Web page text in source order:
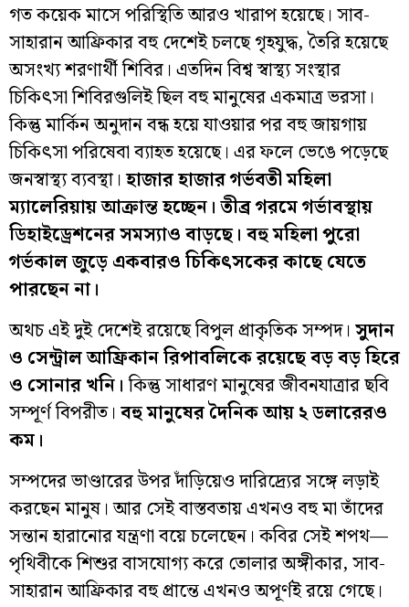
গত কয়েক মাসে পরিস্থিতি আরও খারাপ হয়েছে। সাব-
সাহারান আফ্রিকার বহু দেশেই চলছে গৃহযুদ্ধ, তৈরি হয়েছে
অসংখ্য শরণার্থী শিবির। এতদিন বিশ্ব স্বাস্থ্য সংস্থার
চিকিৎসা শিবিরগুলিই ছিল বহু মানুষের একমাত্র ভরসা।
কিন্তু মার্কিন অনুদান বন্ধ হয়ে যাওয়ার পর বহু জায়গায়
চিকিৎসা পরিষেবা ব্যাহত হয়েছে। এর ফলে ভেঙে পড়েছে
জনস্বাস্থ্য ব্যবস্থা।হাজার হাজার গর্ভবতী মহিলা
ম্যালেরিয়ায় আক্রান্ত হচ্ছেন। তীব্র গরমে গর্ভাবস্থায়
ডিহাইড্রেশনের সমস্যাও বাড়ছে। বহু মহিলা পুরো
গর্ভকাল জুড়ে একবারও চিকিৎসকের কাছে যেতে
পারছেন না।
অথচ এই দুই দেশেই রয়েছে বিপুল প্রাকৃতিক সম্পদ। সুদান
ও সেন্ট্রাল আফ্রিকান রিপাবলিকে রয়েছে বড় বড় হিরে
ও সোনার খনি।কিন্তু সাধারণ মানুষের জীবনযাত্রার ছবি
সম্পূর্ণ বিপরীত। বহু মানুষের দৈনিক আয় ২ ডলারেরও
কম।
সম্পদের ভাণ্ডারের উপর দাঁড়িয়েও দারিদ্র্যের সঙ্গে লড়াই
করছেন মানুষ। আর সেই বাস্তবতায় এখনও বহু মা তাঁদের
সন্তান হারানোর যন্ত্রণা বয়ে চলেছেন। কবির সেই শপথ—
পৃথিবীকে শিশুর বাসযোগ্য করে তোলার অঙ্গীকার, সাব-
সাহারান আফ্রিকার বহু প্রান্তে এখনও অপূর্ণই রয়ে গেছে।